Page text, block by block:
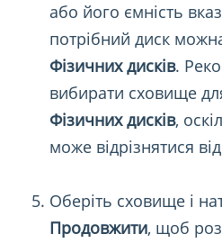
або його ємність
потрібний диск
Фізичних дисків.
вибирати сховище
Фізичних дисків,
може відрізнятися
Оберіть сховище і
Продовжити, щоб